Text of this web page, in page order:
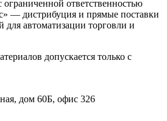
ответственностью
дистрибуция и прямые поставки
для автоматизации торговли и
допускается только с
дом 60Б, офис 326